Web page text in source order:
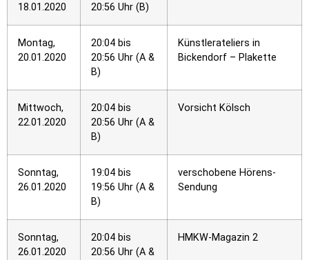
18.01.2020
20:56 Uhr (B)
Montag,
20.01.2020
20:04 bis
20:56 Uhr (A &
B)
Künstlerateliers in
Bickendorf – Plakette
Mittwoch,
22.01.2020
20:04 bis
20:56 Uhr (A &
B)
Vorsicht Kölsch
Sonntag,
26.01.2020
19:04 bis
19:56 Uhr (A &
B)
verschobene Hörens-
Sendung
Sonntag,
26.01.2020
20:04 bis
20:56 Uhr (A &
HMKW-Magazin 2